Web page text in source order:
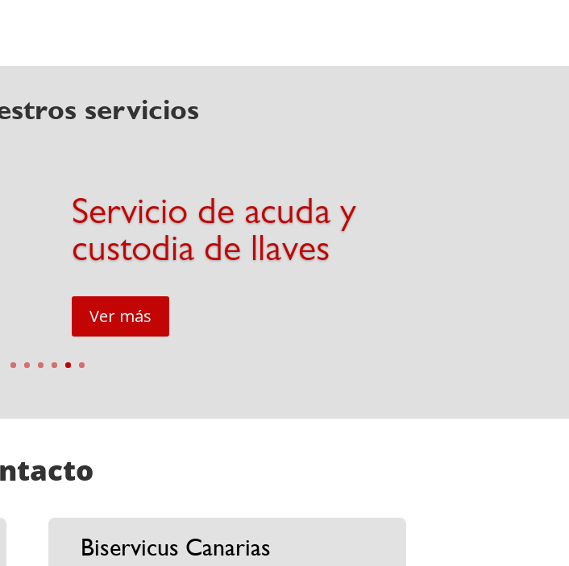
servicios
Servicio de acuda y
custodia de llaves
Ver más
Biservicus Canarias